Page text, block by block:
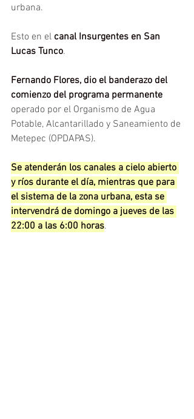
urbana.
Esto en el canal Insurgentes en San
Lucas Tunco.
Fernando Flores, dio el banderazo del
comienzo del programa permanente
operado por el Organismo de Agua
Potable, Alcantarillado y Saneamiento de
Metepec (OPDAPAS).
Se atenderán los canales a cielo abierto
y ríos durante el día, mientras que para
el sistema de la zona urbana, esta se
intervendrá de domingo a jueves de las
22:00 a las 6:00 horas.